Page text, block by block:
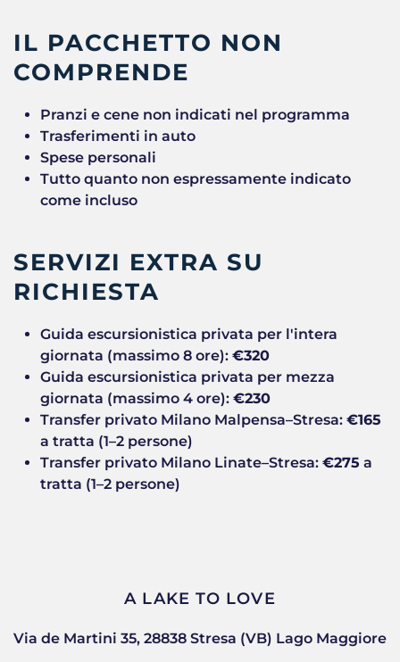
IL PACCHETTO NON
COMPRENDE
Pranzi e cene non indicati nel programma
Trasferimenti in auto
Spese personali
Tutto quanto non espressamente indicato
come incluso
SERVIZI EXTRA SU
RICHIESTA
Guida escursionistica privata per l'intera
giornata (massimo 8 ore): €320
Guida escursionistica privata per mezza
giornata (massimo 4 ore): €230
Transfer privato Milano Malpensa–Stresa: €165
a tratta (1–2 persone)
Transfer privato Milano Linate–Stresa: €275 a
tratta (1–2 persone)
A LAKE TO LOVE
Via de Martini 35, 28838 Stresa (VB) Lago Maggiore